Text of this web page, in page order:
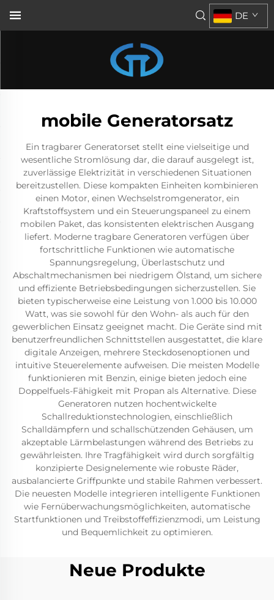
DE
mobile Generatorsatz
Ein tragbarer Generatorset stellt eine vielseitige und
wesentliche Stromlösung dar, die darauf ausgelegt ist,
zuverlässige Elektrizität in verschiedenen Situationen
bereitzustellen. Diese kompakten Einheiten kombinieren
einen Motor, einen Wechselstromgenerator, ein
Kraftstoffsystem und ein Steuerungspaneel zu einem
mobilen Paket, das konsistenten elektrischen Ausgang
liefert. Moderne tragbare Generatoren verfügen über
fortschrittliche Funktionen wie automatische
Spannungsregelung, Überlastschutz und
Abschaltmechanismen bei niedrigem Ölstand, um sichere
und effiziente Betriebsbedingungen sicherzustellen. Sie
bieten typischerweise eine Leistung von 1.000 bis 10.000
Watt, was sie sowohl für den Wohn- als auch für den
gewerblichen Einsatz geeignet macht. Die Geräte sind mit
benutzerfreundlichen Schnittstellen ausgestattet, die klare
digitale Anzeigen, mehrere Steckdosenoptionen und
intuitive Steuerelemente aufweisen. Die meisten Modelle
funktionieren mit Benzin, einige bieten jedoch eine
Doppelfuels-Fähigkeit mit Propan als Alternative. Diese
Generatoren nutzen hochentwickelte
Schallreduktionstechnologien, einschließlich
Schalldämpfern und schallschützenden Gehäusen, um
akzeptable Lärmbelastungen während des Betriebs zu
gewährleisten. Ihre Tragfähigkeit wird durch sorgfältig
konzipierte Designelemente wie robuste Räder,
ausbalancierte Griffpunkte und stabile Rahmen verbessert.
Die neuesten Modelle integrieren intelligente Funktionen
wie Fernüberwachungsmöglichkeiten, automatische
Startfunktionen und Treibstoffeffizienzmodi, um Leistung
und Bequemlichkeit zu optimieren.
Neue Produkte